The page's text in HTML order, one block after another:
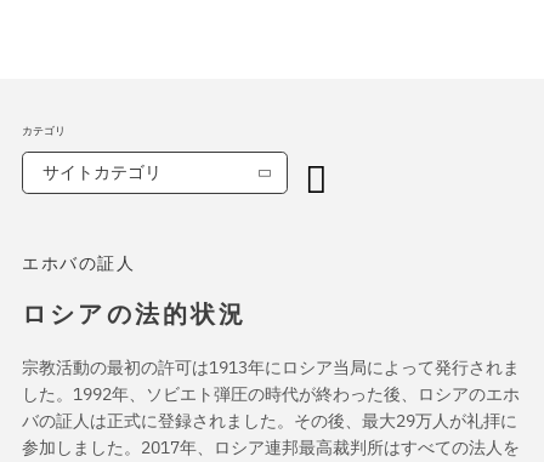
エホバの証人
ロシアの法的状況
宗教活動の最初の許可は1913年にロシア当局によって発行されま
した。1992年、ソビエト弾圧の時代が終わった後、ロシアのエホ
バの証人は正式に登録されました。その後、最大29万人が礼拝に
参加しました。2017年、ロシア連邦最高裁判所はすべての法人を
カテゴリ
サイトカテゴリ